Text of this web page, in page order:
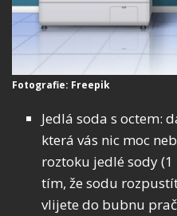
Fotografie: Freepik
Jedlá soda s octem:
která vás nic moc
roztoku jedlé sody (1
tím, že sodu
vlijete do bubnu